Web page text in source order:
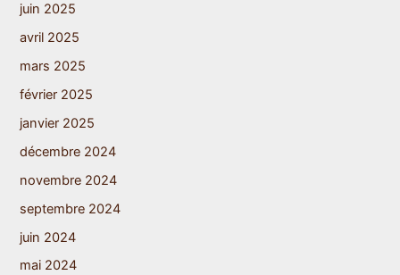
juin 2025
avril 2025
mars 2025
février 2025
janvier 2025
décembre 2024
novembre 2024
septembre 2024
juin 2024
mai 2024